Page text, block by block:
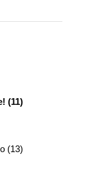
(11)
(13)